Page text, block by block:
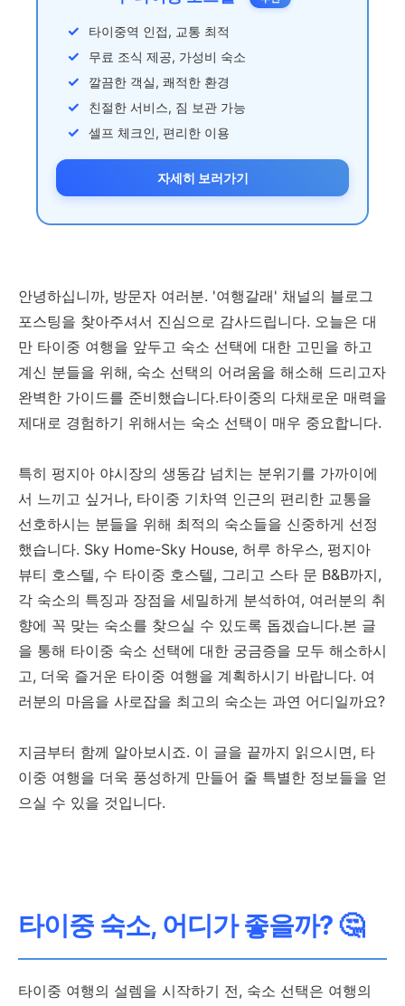
타이중역 인접, 교통 최적
무료 조식 제공, 가성비 숙소
깔끔한 객실, 쾌적한 환경
친절한 서비스, 짐 보관 가능
셀프 체크인, 편리한 이용
자세히 보러가기
안녕하십니까, 방문자 여러분. '여행갈래' 채널의 블로그
포스팅을 찾아주셔서 진심으로 감사드립니다. 오늘은 대
만 타이중 여행을 앞두고 숙소 선택에 대한 고민을 하고
계신 분들을 위해, 숙소 선택의 어려움을 해소해 드리고자
완벽한 가이드를 준비했습니다.타이중의 다채로운 매력을
제대로 경험하기 위해서는 숙소 선택이 매우 중요합니다.
특히 펑지아 야시장의 생동감 넘치는 분위기를 가까이에
서 느끼고 싶거나, 타이중 기차역 인근의 편리한 교통을
선호하시는 분들을 위해 최적의 숙소들을 신중하게 선정
했습니다. Sky Home-Sky House, 허루 하우스, 펑지아
뷰티 호스텔, 수 타이중 호스텔, 그리고 스타 문 B&B까지,
각 숙소의 특징과 장점을 세밀하게 분석하여, 여러분의 취
향에 꼭 맞는 숙소를 찾으실 수 있도록 돕겠습니다.본 글
을 통해 타이중 숙소 선택에 대한 궁금증을 모두 해소하시
고, 더욱 즐거운 타이중 여행을 계획하시기 바랍니다. 여
러분의 마음을 사로잡을 최고의 숙소는 과연 어디일까요?
지금부터 함께 알아보시죠. 이 글을 끝까지 읽으시면, 타
이중 여행을 더욱 풍성하게 만들어 줄 특별한 정보들을 얻
으실 수 있을 것입니다.
타이중 숙소, 어디가 좋을까? 🤔
타이중 여행의 설렘을 시작하기 전, 숙소 선택은 여행의